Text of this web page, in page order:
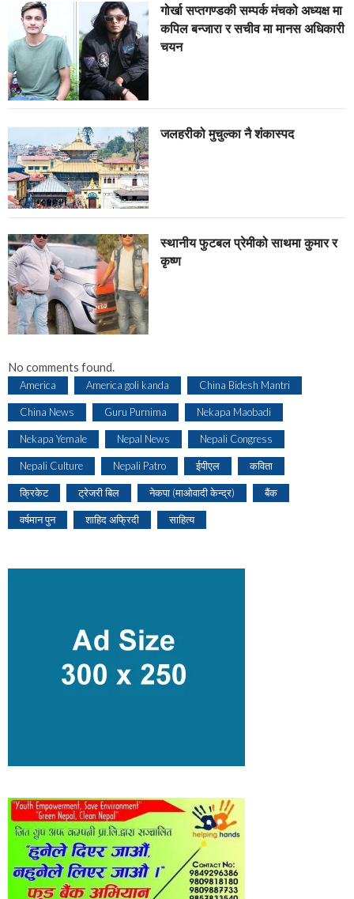
गोर्खा सप्तगण्डकी सम्पर्क मंचको अध्यक्ष मा
कपिल बन्जारा र सचीव मा मानस अधिकारी
चयन
जलहरीको मुचुल्का नै शंंकास्पद
स्थानीय फुटबल प्रेमीको साथमा कुमार र
कृष्ण
No comments found.
America America goli kanda China Bidesh Mantri
China News Guru Purnima Nekapa Maobadi
Nekapa Yemale Nepal News Nepali Congress
Nepali Culture Nepali Patro ईपीएल कविता
क्रिकेट ट्रेजरी बिल नेकपा (माओवादी केन्द्र) बैंक
वर्षमान पुन शाहिद अफ्रिदी साहित्य